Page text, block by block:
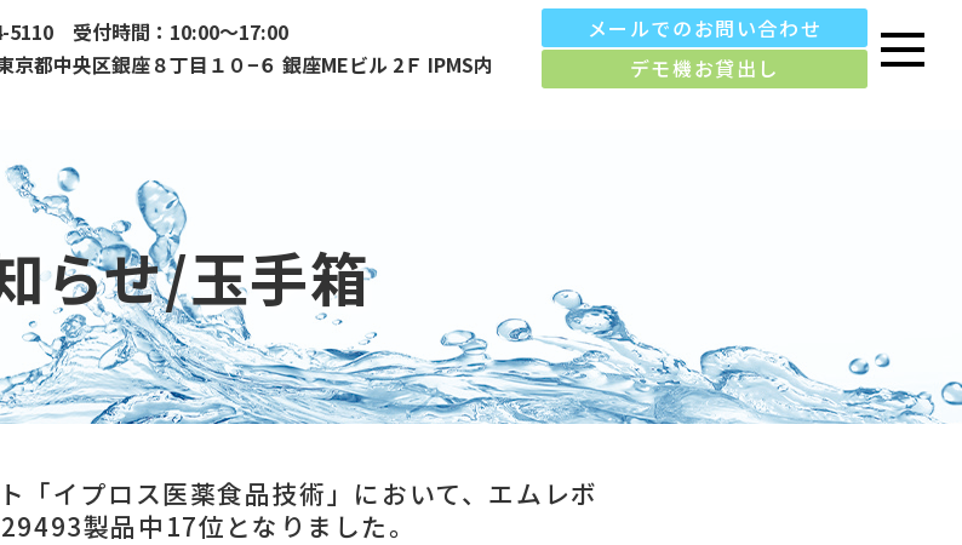
5110 受付時間：10:00～17:00
京都中央区銀座８丁目１０−６ 銀座MEビル 2Ｆ IPMS内
メールでのお問い合わせ
デモ機お貸出し
らせ/玉手箱
「イプロス医薬食品技術」において、エムレボ
製品中17位となりました。